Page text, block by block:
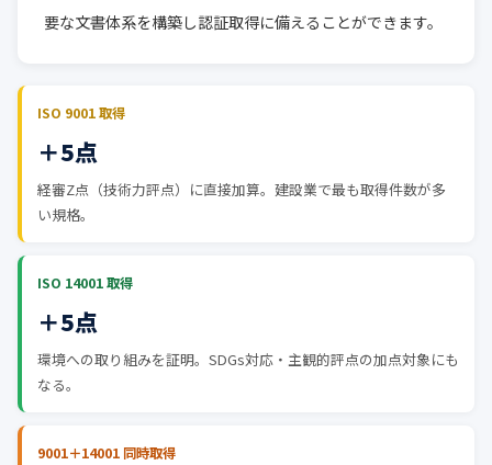
要な文書体系を構築し認証取得に備えることができます。
ISO 9001 取得
＋5点
経審Z点（技術力評点）に直接加算。建設業で最も取得件数が多
い規格。
ISO 14001 取得
＋5点
環境への取り組みを証明。SDGs対応・主観的評点の加点対象にも
なる。
9001＋14001 同時取得